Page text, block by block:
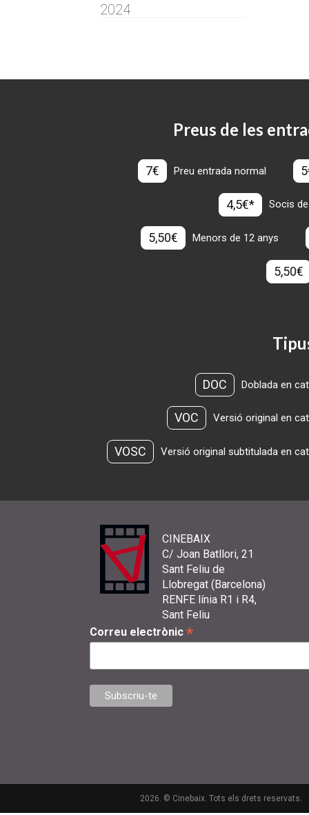
2024
Preus de les
7€ Preu entrada normal
4,5€* Socis
5,50€ Menors de 12 anys
5,50€
DOC Doblada en
VOC Versió original en
VOSC Versió original subtitulada en
CINEBAIX
C/ Joan Batllori, 21
Sant Feliu de
Llobregat (Barcelona)
RENFE línia R1 i R4,
Sant Feliu
Correu electrònic *
2026. © Cinebaix. Tots els drets reservats.